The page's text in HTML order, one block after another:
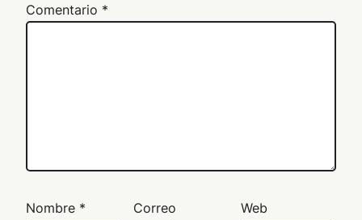
Comentario *
Nombre *
Correo
Web